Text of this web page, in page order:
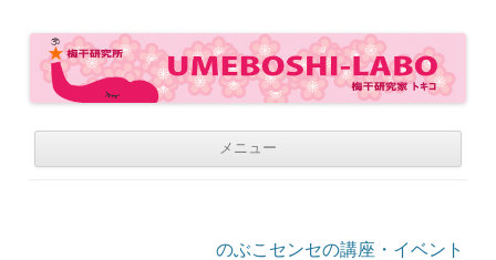
WE LOVE UMEBOSHI
メニュー
のぶこセンセの講座・イベント